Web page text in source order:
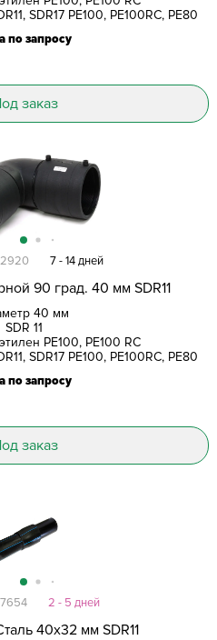
SDR17 PE100, PE100RC, PE80
по запросу
заказ
90 град. 40 мм SDR11
40 мм
SDR 11
PE100, PE100 RC
SDR17 PE100, PE100RC, PE80
7 - 14 дней
по запросу
заказ
40х32 мм SDR11
2 - 5 дней